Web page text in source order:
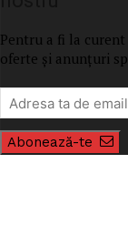
Pentru a fi la
oferte și anunțuri
Abonează-te